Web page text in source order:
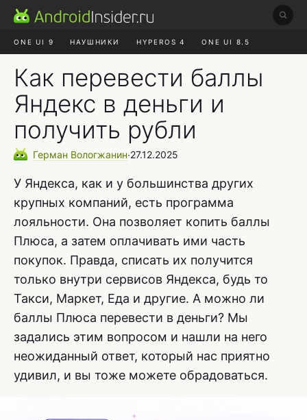
ONE UI 9 НАУШНИКИ HYPEROS 4 ONE UI 8.5
АЛИЭКСПРЕСС
Как перевести баллы
Яндекс в деньги и
получить рубли
Герман Вологжанин∙27.12.2025
У Яндекса, как и у большинства других
крупных компаний, есть программа
лояльности. Она позволяет копить баллы
Плюса, а затем оплачивать ими часть
покупок. Правда, списать их получится
только внутри сервисов Яндекса, будь то
Такси, Маркет, Еда и другие. А можно ли
баллы Плюса перевести в деньги? Мы
задались этим вопросом и нашли на него
неожиданный ответ, который нас приятно
удивил, и вы тоже можете обрадоваться.